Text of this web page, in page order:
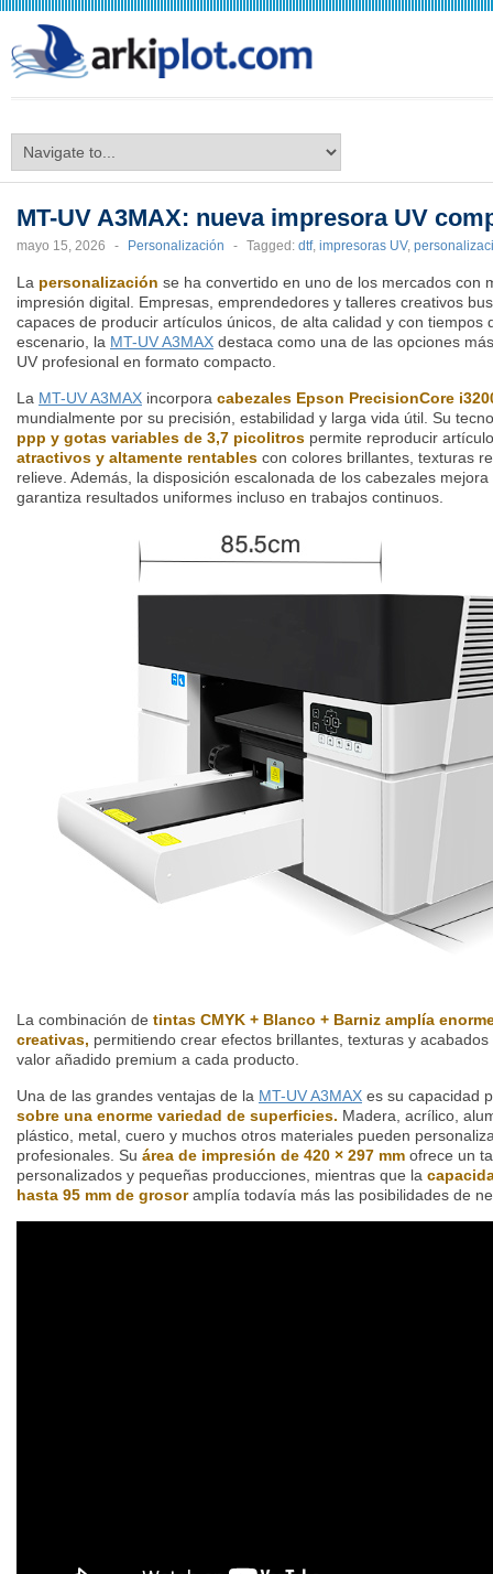
MT-UV A3MAX: nueva impresora UV
mayo 15, 2026 - Personalización - Tagged: dtf, impresoras UV,
La personalización se ha convertido en uno de los mercados con
impresión digital. Empresas, emprendedores y talleres creativos
capaces de producir artículos únicos, de alta calidad y con tiempos
escenario, la MT-UV A3MAX destaca como una de las opciones
UV profesional en formato compacto.
La MT-UV A3MAX incorpora cabezales Epson PrecisionCore
mundialmente por su precisión, estabilidad y larga vida útil. Su
ppp y gotas variables de 3,7 picolitros permite reproducir
atractivos y altamente rentables con colores brillantes, texturas
relieve. Además, la disposición escalonada de los cabezales
garantiza resultados uniformes incluso en trabajos continuos.
La combinación de tintas CMYK + Blanco + Barniz amplía
creativas, permitiendo crear efectos brillantes, texturas y
valor añadido premium a cada producto.
Una de las grandes ventajas de la MT-UV A3MAX es su capacidad
sobre una enorme variedad de superficies. Madera, acrílico,
plástico, metal, cuero y muchos otros materiales pueden
profesionales. Su área de impresión de 420 × 297 mm ofrece un
personalizados y pequeñas producciones, mientras que la
hasta 95 mm de grosoramplía todavía más las posibilidades de